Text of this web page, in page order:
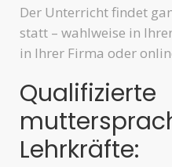
Der Unterricht findet
statt – wahlweise in
in Ihrer Firma oder
Qualifizierte
Lehrkräfte: